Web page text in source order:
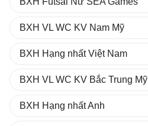
BXH VL WC KV Nam Mỹ
BXH Hạng nhất Việt Nam
BXH VL WC KV Bắc Trung Mỹ
BXH Hạng nhất Anh